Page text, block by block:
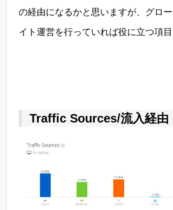
の経由になるかと思いますが、グロ
イト運営を行っていれば役に立つ項目
Traffic Sources/流入経由